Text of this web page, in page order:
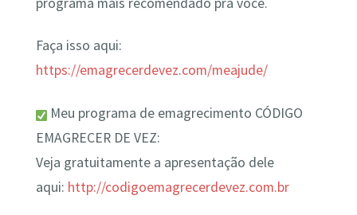
Faça isso aqui:
https://emagrecerdevez.com/meajude/
Meu programa de emagrecimento CÓDIGO
EMAGRECER DE VEZ:
Veja gratuitamente a apresentação dele
aqui: http://codigoemagrecerdevez.com.br